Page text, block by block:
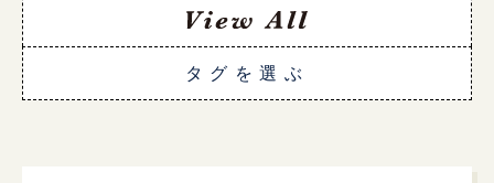
タグを選ぶ